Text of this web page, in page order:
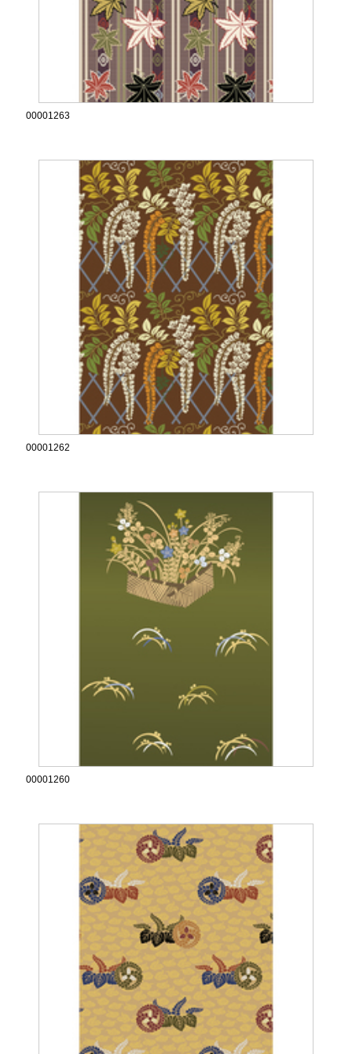
00001263
00001262
00001260